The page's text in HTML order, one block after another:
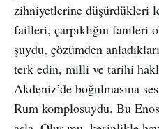
zihniyetlerine düşürdükleri
failleri, çarpıklığın fanileri
şuydu, çözümden
terk edin, milli ve tarihi
Akdeniz’de boğulmasına
Rum komplosuydu. Bu